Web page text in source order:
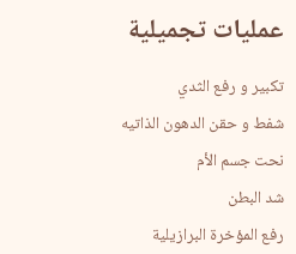
عمليات تجميلية
تكبير و رفع الثدي
شفط و حقن الدهون الذاتيه
نحت جسم الأم
شد البطن
رفع المؤخرة البرازيلية